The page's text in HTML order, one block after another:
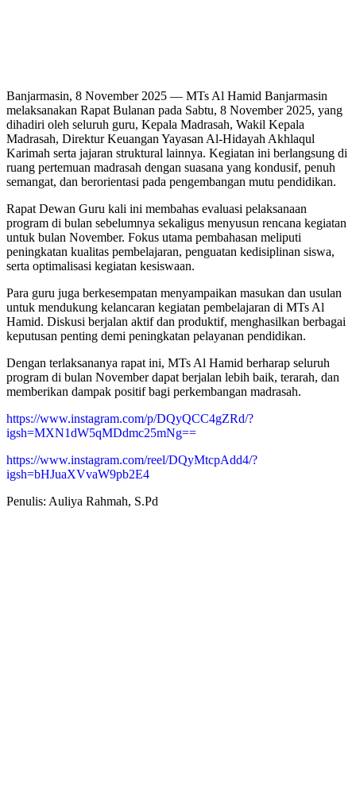
Banjarmasin, 8 November 2025 — MTs Al Hamid Banjarmasin
melaksanakan Rapat Bulanan pada Sabtu, 8 November 2025, yang
dihadiri oleh seluruh guru, Kepala Madrasah, Wakil Kepala
Madrasah, Direktur Keuangan Yayasan Al-Hidayah Akhlaqul
Karimah serta jajaran struktural lainnya. Kegiatan ini berlangsung di
ruang pertemuan madrasah dengan suasana yang kondusif, penuh
semangat, dan berorientasi pada pengembangan mutu pendidikan.
Rapat Dewan Guru kali ini membahas evaluasi pelaksanaan
program di bulan sebelumnya sekaligus menyusun rencana kegiatan
untuk bulan November. Fokus utama pembahasan meliputi
peningkatan kualitas pembelajaran, penguatan kedisiplinan siswa,
serta optimalisasi kegiatan kesiswaan.
Para guru juga berkesempatan menyampaikan masukan dan usulan
untuk mendukung kelancaran kegiatan pembelajaran di MTs Al
Hamid. Diskusi berjalan aktif dan produktif, menghasilkan berbagai
keputusan penting demi peningkatan pelayanan pendidikan.
Dengan terlaksananya rapat ini, MTs Al Hamid berharap seluruh
program di bulan November dapat berjalan lebih baik, terarah, dan
memberikan dampak positif bagi perkembangan madrasah.
https://www.instagram.com/p/DQyQCC4gZRd/?
igsh=MXN1dW5qMDdmc25mNg==
https://www.instagram.com/reel/DQyMtcpAdd4/?
igsh=bHJuaXVvaW9pb2E4
Penulis: Auliya Rahmah, S.Pd